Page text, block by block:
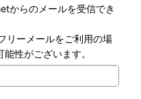
からのメールを受信でき
リーメールをご利用の場
性がございます。